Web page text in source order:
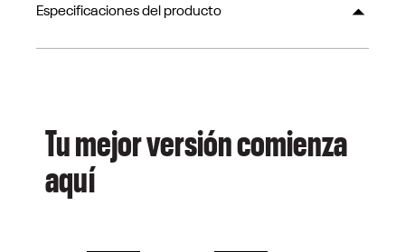
Especificaciones del producto
Tu mejor versión comienza
aquí